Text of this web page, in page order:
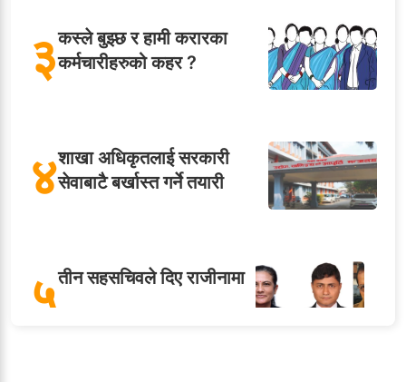
३कस्ले बुझ्छ र हामी करारका
कर्मचारीहरुको कहर ?
४शाखा अधिकृतलाई सरकारी
सेवाबाटै बर्खास्त गर्ने तयारी
५तीन सहसचिवले दिए राजीनामा